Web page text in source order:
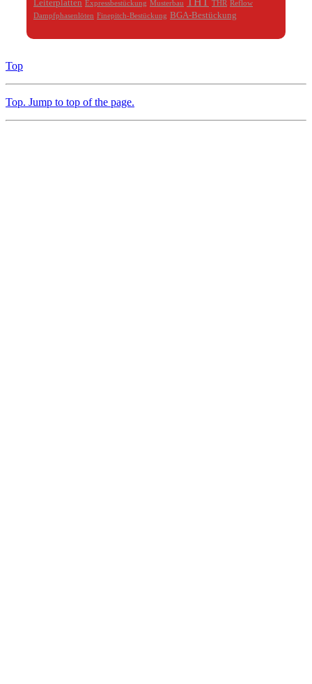
Leiterplatten Expressbestückung Musterbau THR Reflow
Dampfphasenlöten Finepitch-Bestückung BGA-Bestückung
Top
Top. Jump to top of the page.